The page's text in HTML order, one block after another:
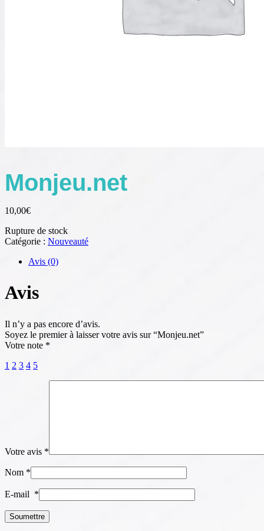
Monjeu.net
10,00€
Rupture de stock
Catégorie : Nouveauté
Avis (0)
Avis
Il n’y a pas encore d’avis.
Soyez le premier à laisser votre avis sur “Monjeu.net”
Votre note *
1 2 3 4 5
Votre avis *
Nom *
E-mail *